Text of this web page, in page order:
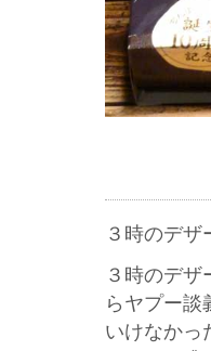
３時のデザ
３時のデ
らヤプー談
いけなかっ